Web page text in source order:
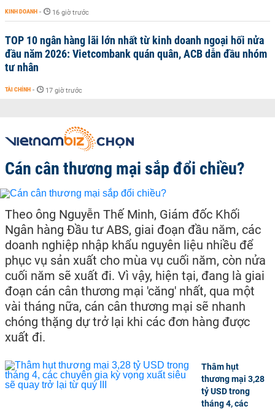
KINH DOANH - 16 giờ trước
TOP 10 ngân hàng lãi lớn nhất từ kinh doanh ngoại hối nửa
đầu năm 2026: Vietcombank quán quân, ACB dẫn đầu nhóm
tư nhân
TÀI CHÍNH - 17 giờ trước
Cán cân thương mại sắp đổi chiều?
Theo ông Nguyễn Thế Minh, Giám đốc Khối
Ngân hàng Đầu tư ABS, giai đoạn đầu năm, các
doanh nghiệp nhập khẩu nguyên liệu nhiều để
phục vụ sản xuất cho mùa vụ cuối năm, còn nửa
cuối năm sẽ xuất đi. Vì vậy, hiện tại, đang là giai
đoạn cán cân thương mại 'căng' nhất, qua một
vài tháng nữa, cán cân thương mại sẽ nhanh
chóng thặng dự trở lại khi các đơn hàng được
xuất đi.
Thâm hụt
thương mại 3,28
tỷ USD trong
tháng 4, các